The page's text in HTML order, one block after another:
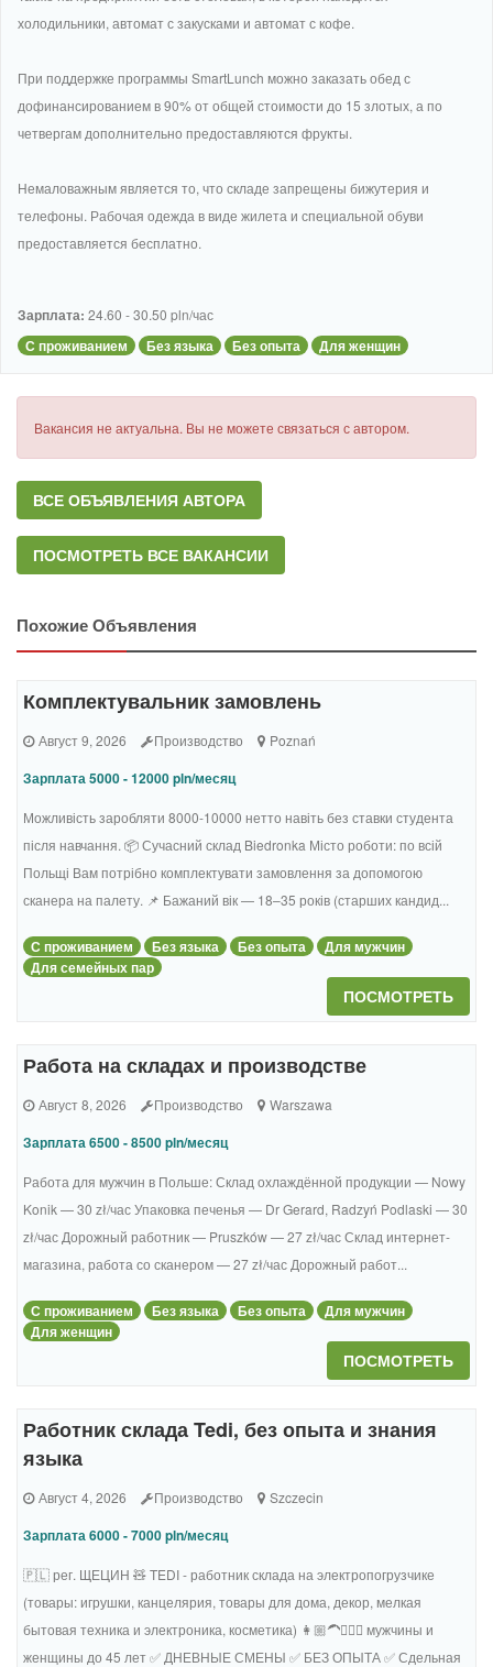
холодильники, автомат с закусками и автомат с кофе.
При поддержке программы SmartLunch можно заказать обед с
дофинансированием в 90% от общей стоимости до 15 злотых, а по
четвергам дополнительно предоставляются фрукты.
Немаловажным является то, что складе запрещены бижутерия и
телефоны. Рабочая одежда в виде жилета и специальной обуви
предоставляется бесплатно.
Зарплата: 24.60 - 30.50 pln/час
С проживанием Без языка Без опыта Для женщин
Вакансия не актуальна. Вы не можете связаться с автором.
ВСЕ ОБЪЯВЛЕНИЯ АВТОРА
ПОСМОТРЕТЬ ВСЕ ВАКАНСИИ
Похожие Объявления
Комплектувальник замовлень
Август 9, 2026 Производство Poznań
Зарплата 5000 - 12000 pln/месяц
Можливість заробляти 8000-10000 нетто навіть без ставки студента
після навчання. 📦 Сучасний склад Biedronka Місто роботи: по всій
Польщі Вам потрібно комплектувати замовлення за допомогою
сканера на палету. 📌 Бажаний вік — 18–35 років (старших кандид...
С проживанием Без языка Без опыта
Для мужчин
Для семейных пар
ПОСМОТРЕТЬ
Работа на складах и производстве
Август 8, 2026 Производство Warszawa
Зарплата 6500 - 8500 pln/месяц
Работа для мужчин в Польше: Склад охлаждённой продукции — Nowy
Konik — 30 zł/час Упаковка печенья — Dr Gerard, Radzyń Podlaski — 30
zł/час Дорожный работник — Pruszków — 27 zł/час Склад интернет-
магазина, работа со сканером — 27 zł/час Дорожный работ...
С проживанием Без языка Без опыта
Для мужчин
Для женщин
ПОСМОТРЕТЬ
Работник склада Tedi, без опыта и знания
языка
Август 4, 2026 Производство Szczecin
Зарплата 6000 - 7000 pln/месяц
🇵🇱 рег. ЩЕЦИН 🧸 TEDI - работник склада на электропогрузчике
(товары: игрушки, канцелярия, товары для дома, декор, мелкая
бытовая техника и электроника, косметика) 👩🏼‍🦱🧔🏻‍♂️ мужчины и
женщины до 45 лет ✅ ДНЕВНЫЕ СМЕНЫ ✅ БЕЗ ОПЫТА ✅ Сдельная